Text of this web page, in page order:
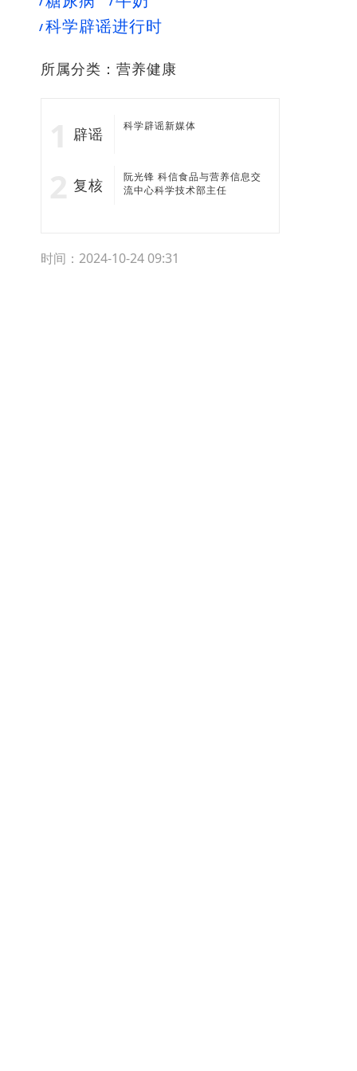
科学辟谣进行时
所属分类： 营养健康
辟谣 科学辟谣新媒体
复核
阮光锋 科信食品与营养信息交
流中心科学技术部主任
时间：2024-10-24 09:31